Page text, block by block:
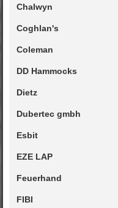
Chalwyn
Coghlan's
Coleman
DD Hammocks
Dietz
Dubertec gmbh
Esbit
EZE LAP
Feuerhand
FIBI